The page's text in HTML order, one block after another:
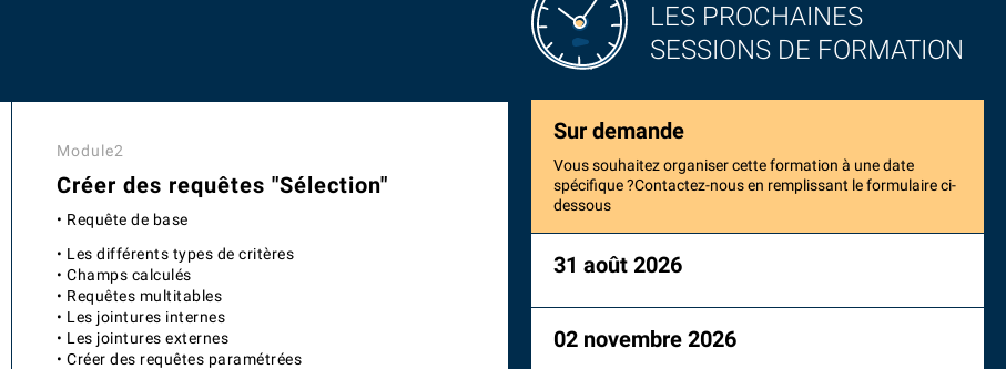
Module2
Créer des requêtes "Sélection"
• Requête de base
• Les différents types de critères
• Champs calculés
• Requêtes multitables
• Les jointures internes
• Les jointures externes
• Créer des requêtes paramétrées
LES PROCHAINES
SESSIONS DE FORMATION
Sur demande
Vous souhaitez organiser cette formation à une date
spécifique ?Contactez-nous en remplissant le formulaire ci-
dessous
31 août 2026
02 novembre 2026